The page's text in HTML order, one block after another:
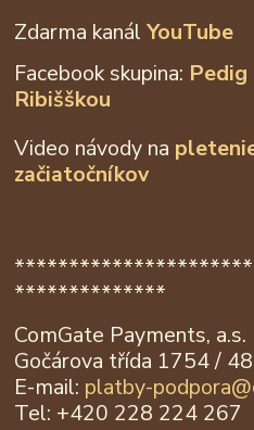
Zdarma kanálYouTube
Facebook skupina: Pedig
Ribišškou
Video návody na
začiatočníkov
**************
ComGate Payments, a.s.
Gočárova třída 1754 /
E-mail: platby-podpora@
Tel: +420 228 224 267